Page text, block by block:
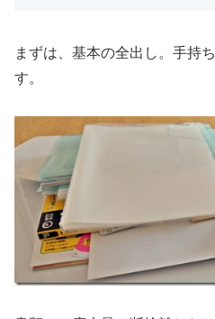
まずは、基本の全出し。手持
す。